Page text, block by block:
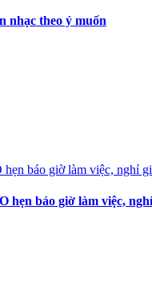
nhạc theo ý muốn
hẹn báo giờ làm việc,